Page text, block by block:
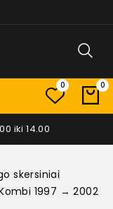
0 0
iki 14.00
skersiniai
1997 → 2002